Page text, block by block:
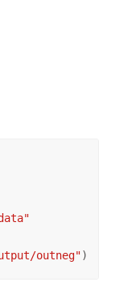
outneg")